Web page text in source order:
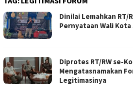
Dinilai Lemahkan RT/
Pernyataan Wali
Diprotes RT/RW se-
Mengatasnamakan
Legitimasinya